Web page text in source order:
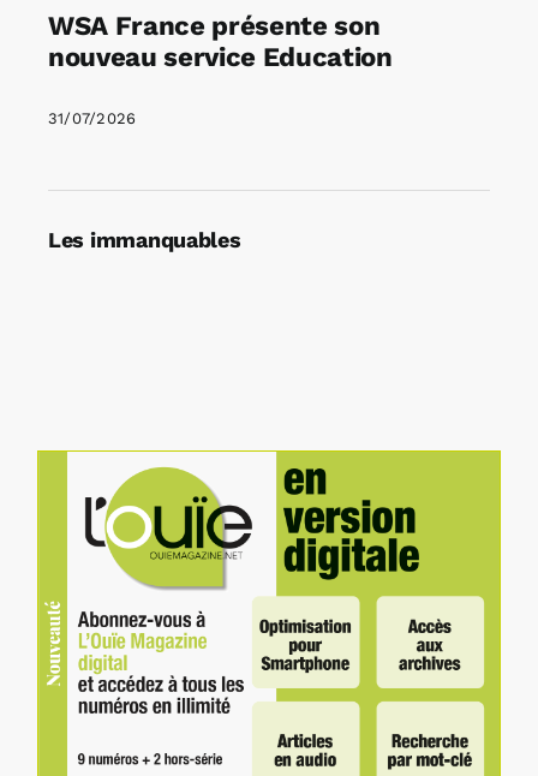
WSA France présente son
nouveau service Education
31/07/2026
Les immanquables